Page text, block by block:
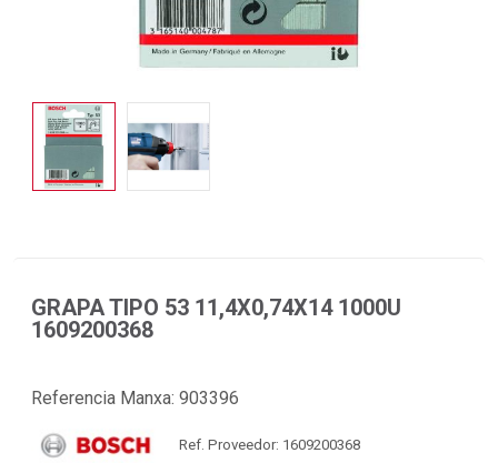
GRAPA TIPO 53 11,4X0,74X14 1000U
1609200368
Referencia Manxa: 903396
Ref. Proveedor: 1609200368